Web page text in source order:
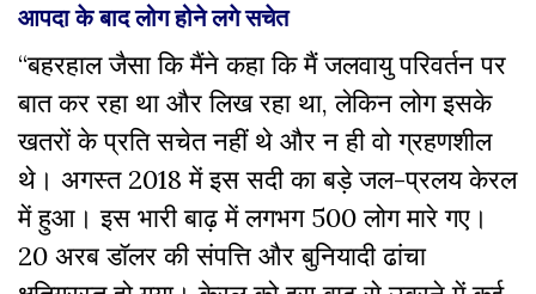
आपदा के बाद लोग होने लगे सचेत
“बहरहाल जैसा कि मैंने कहा कि मैं जलवायु परिवर्तन पर
बात कर रहा था और लिख रहा था, लेकिन लोग इसके
खतरों के प्रति सचेत नहीं थे और न ही वो ग्रहणशील
थे। अगस्त 2018 में इस सदी का बड़े जल-प्रलय केरल
में हुआ। इस भारी बाढ़ में लगभग 500 लोग मारे गए।
20 अरब डॉलर की संपत्ति और बुनियादी ढांचा